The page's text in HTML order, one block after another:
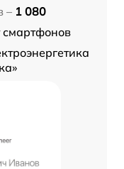
– 1 080
смартфонов